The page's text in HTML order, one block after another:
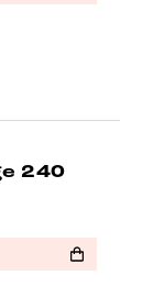
240